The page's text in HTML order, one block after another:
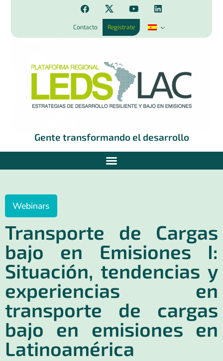
Contacto Regístrate
Gente transformando el desarrollo
Webinars
Transporte de Cargas
bajo en Emisiones I:
Situación, tendencias y
experiencias en
transporte de cargas
bajo en emisiones en
Latinoamérica